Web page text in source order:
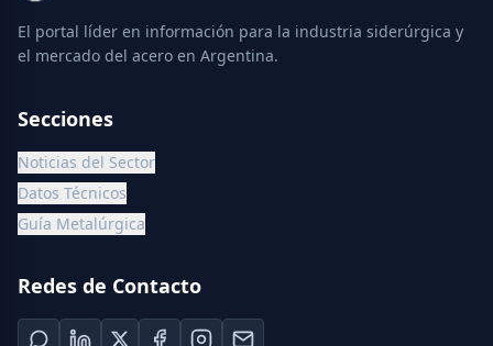
El portal líder en información para la industria siderúrgica y
el mercado del acero en Argentina.
Secciones
Noticias del Sector
Datos Técnicos
Guía Metalúrgica
Redes de Contacto